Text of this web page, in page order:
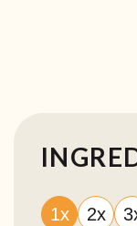
1x 2x